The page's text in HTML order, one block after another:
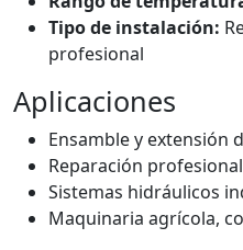
Tipo de instalación:
profesional
Aplicaciones
Ensamble y extensión
Reparación
Sistemas hidráulicos
Maquinaria agrícola,